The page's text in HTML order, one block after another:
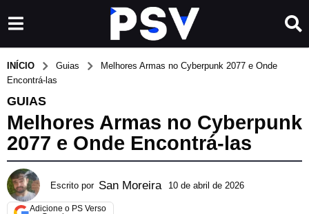
INÍCIO Guias
Melhores Armas no Cyberpunk 2077 e Onde
Encontrá-las
GUIAS
Melhores Armas no Cyberpunk
2077 e Onde Encontrá-las
Escrito por San Moreira 10 de abril de 2026
Adicione o PS Verso